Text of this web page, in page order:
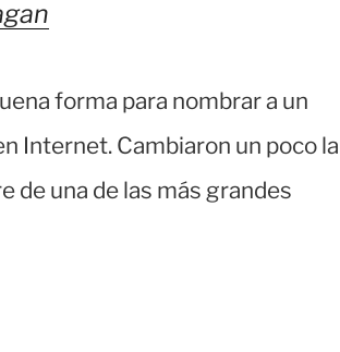
forma para nombrar a un
Internet. Cambiaron un poco la
de una de las más grandes